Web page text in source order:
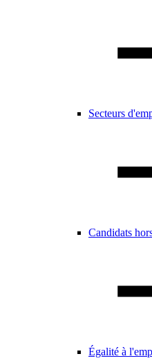
Secteurs
Candidats
Égalité à